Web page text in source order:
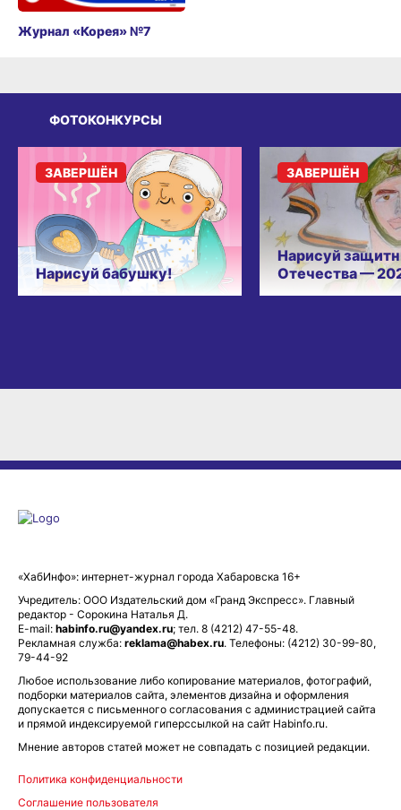
Журнал «Корея» №7
ФОТОКОНКУРСЫ
Нарисуй бабушку!
ЗАВЕРШЁН
Нарисуй
Отечества —
ЗАВЕРШЁН
«ХабИнфо»: интернет-журнал города Хабаровска 16+
Учредитель: ООО Издательский дом «Гранд Экспресс». Главный
редактор - Сорокина Наталья Д.
E-mail: habinfo.ru@yandex.ru; тел. 8 (4212) 47-55-48.
Рекламная служба: reklama@habex.ru. Телефоны: (4212) 30-99-80,
79-44-92
Любое использование либо копирование материалов, фотографий,
подборки материалов сайта, элементов дизайна и оформления
допускается с письменного согласования с администрацией сайта
и прямой индексируемой гиперссылкой на сайт Habinfo.ru.
Мнение авторов статей может не совпадать с позицией редакции.
Политика конфиденциальности
Соглашение пользователя